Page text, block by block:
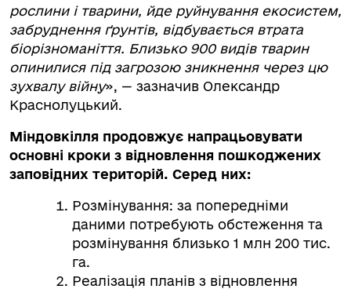
рослини і тварини, йде руйнування екосистем,
забруднення ґрунтів, відбувається втрата
біорізноманіття. Близько 900 видів тварин
опинилися під загрозою зникнення через цю
зухвалу війну», — зазначив Олександр
Краснолуцький.
Міндовкілля продовжує напрацьовувати
основні кроки з відновлення пошкоджених
заповідних територій. Серед них:
Розмінування: за попередніми
даними потребують обстеження та
розмінування близько 1 млн 200 тис.
га.
Реалізація планів з відновлення